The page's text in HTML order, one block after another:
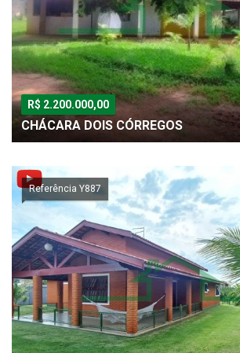
R$ 2.200.000,00
CHÁCARA DOIS CÓRREGOS
Referência Y887